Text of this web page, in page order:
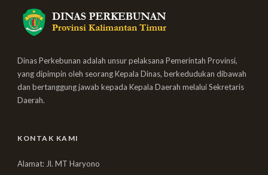
Dinas Perkebunan adalah unsur pelaksana Pemerintah Provinsi,
yang dipimpin oleh seorang Kepala Dinas, berkedudukan dibawah
dan bertanggung jawab kepada Kepala Daerah melalui Sekretaris
Daerah.
KONTAK KAMI
Alamat: Jl. MT Haryono